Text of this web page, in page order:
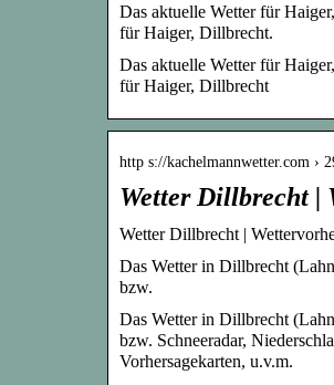
Das aktuelle Wetter für
für Haiger, Dillbrecht.
Das aktuelle Wetter für
für Haiger, Dillbrecht
http s://kachelmannwetter.com ›
Wetter Dillbrecht |
Wetter Dillbrecht |
Das Wetter in Dillbrecht
bzw.
Das Wetter in Dillbrecht
bzw. Schneeradar,
Vorhersagekarten, u.v.m.